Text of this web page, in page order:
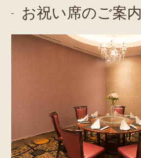
お祝い席のご案内